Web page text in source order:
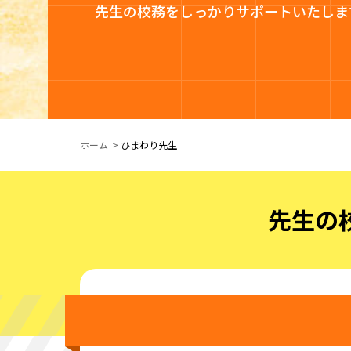
先生の校務をしっかりサポートいたし
ホーム ひまわり先生
先生の